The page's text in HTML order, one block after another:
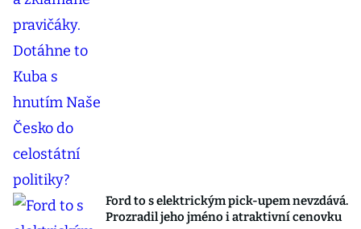
Ford to s elektrickým pick-upem nevzdává.
Prozradil jeho jméno i atraktivní cenovku